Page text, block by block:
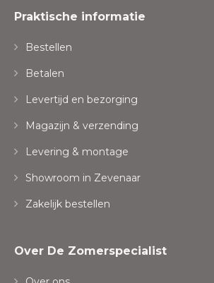
Praktische informatie
Bestellen
Betalen
Levertijd en bezorging
Magazijn & verzending
Levering & montage
Showroom in Zevenaar
Zakelijk bestellen
Over De Zomerspecialist